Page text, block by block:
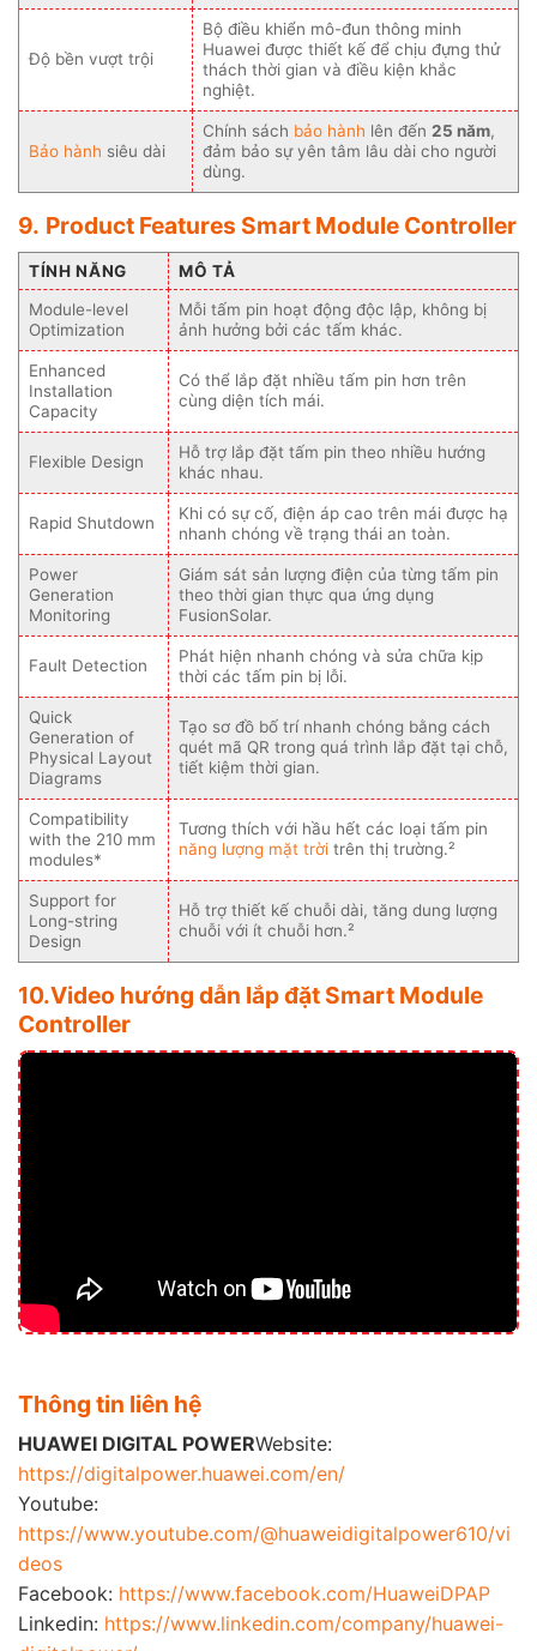
Độ bền vượt trội
Bộ điều khiển mô-đun thông minh
Huawei được thiết kế để chịu đựng thử
thách thời gian và điều kiện khắc
nghiệt.
Bảo hành siêu dài
Chính sách bảo hành lên đến 25 năm,
đảm bảo sự yên tâm lâu dài cho người
dùng.
9. Product Features Smart Module Controller
TÍNH NĂNG
MÔ TẢ
Module-level
Optimization
Mỗi tấm pin hoạt động độc lập, không bị
ảnh hưởng bởi các tấm khác.
Enhanced
Installation
Capacity
Có thể lắp đặt nhiều tấm pin hơn trên
cùng diện tích mái.
Flexible Design
Hỗ trợ lắp đặt tấm pin theo nhiều hướng
khác nhau.
Rapid Shutdown
Khi có sự cố, điện áp cao trên mái được hạ
nhanh chóng về trạng thái an toàn.
Power
Generation
Monitoring
Giám sát sản lượng điện của từng tấm pin
theo thời gian thực qua ứng dụng
FusionSolar.
Fault Detection
Phát hiện nhanh chóng và sửa chữa kịp
thời các tấm pin bị lỗi.
Quick
Generation of
Physical Layout
Diagrams
Tạo sơ đồ bố trí nhanh chóng bằng cách
quét mã QR trong quá trình lắp đặt tại chỗ,
tiết kiệm thời gian.
Compatibility
with the 210 mm
modules*
Tương thích với hầu hết các loại tấm pin
năng lượng mặt trời trên thị trường.²
Support for
Long-string
Design
Hỗ trợ thiết kế chuỗi dài, tăng dung lượng
chuỗi với ít chuỗi hơn.²
10.Video hướng dẫn lắp đặt Smart Module
Controller
Thông tin liên hệ
HUAWEI DIGITAL POWERWebsite:
https://digitalpower.huawei.com/en/
Youtube:
https://www.youtube.com/@huaweidigitalpower610/vi
deos
Facebook: https://www.facebook.com/HuaweiDPAP
Linkedin: https://www.linkedin.com/company/huawei-